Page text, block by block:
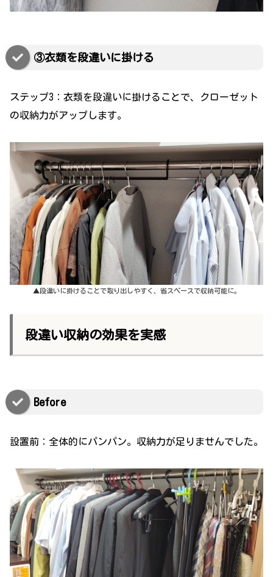
③衣類を段違いに掛ける
ステップ3：衣類を段違いに掛けることで、クローゼット
の収納力がアップします。
▲段違いに掛けることで取り出しやすく、省スペースで収納可能に。
段違い収納の効果を実感
Before
設置前：全体的にパンパン。収納力が足りませんでした。